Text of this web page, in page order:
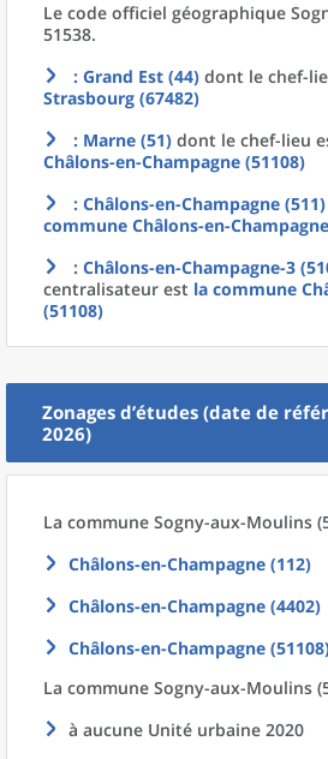
Le code officiel géographique
51538.
: Grand Est (44) dont le chef-
Strasbourg (67482)
: Marne (51) dont le chef-lieu
Châlons-en-Champagne (51108)
: Châlons-en-Champagne (511)
commune Châlons-en-
: Châlons-en-Champagne-3
centralisateur est la commune
(51108)
Zonages d’études (date de
2026)
La commune Sogny-aux-Moulins
Châlons-en-Champagne (112)
Châlons-en-Champagne (4402)
Châlons-en-Champagne
La commune Sogny-aux-Moulins
à aucune Unité urbaine 2020